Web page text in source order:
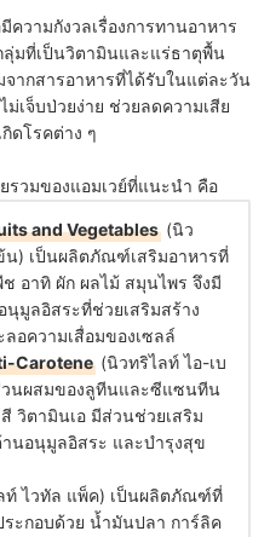
วามกังวลเรื่องการทานอาหาร
ลุ่มที่เป็นวิตามินและแร่ธาตุพื้น
ากสารอาหารที่ได้รับในแต่ละวัน
เจ็บป่วยง่าย ช่วยลดความเสีย
ดโรคต่าง ๆ
รวมของแอมเวย์ที่แนะนำ คือ
and Vegetables (นิว
น) เป็นผลิตภัณฑ์เสริมอาหารที่
อาทิ ผัก ผลไม้ สมุนไพร จึงมี
มูลอิสระที่ช่วยเสริมสร้าง
อความเสื่อมของเซลล์
Carotene (นิวทริไลท์ ไอ-เบ
นผสมของลูทีนและซีแซนทีน
วิตามินเอ มีส่วนช่วยเสริม
นอนุมูลอิสระ และบำรุงสุข
ท์ ไวทัล แพ็ค) เป็นผลิตภัณฑ์ที่
ะกอบด้วย น้ำมันปลา การ์ลิค